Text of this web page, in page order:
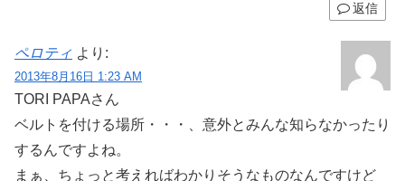
返信
ペロティ より:
2013年8月16日 1:23 AM
TORI PAPAさん
ベルトを付ける場所・・・、意外とみんな知らなかったり
するんですよね。
まぁ、ちょっと考えればわかりそうなものなんですけど